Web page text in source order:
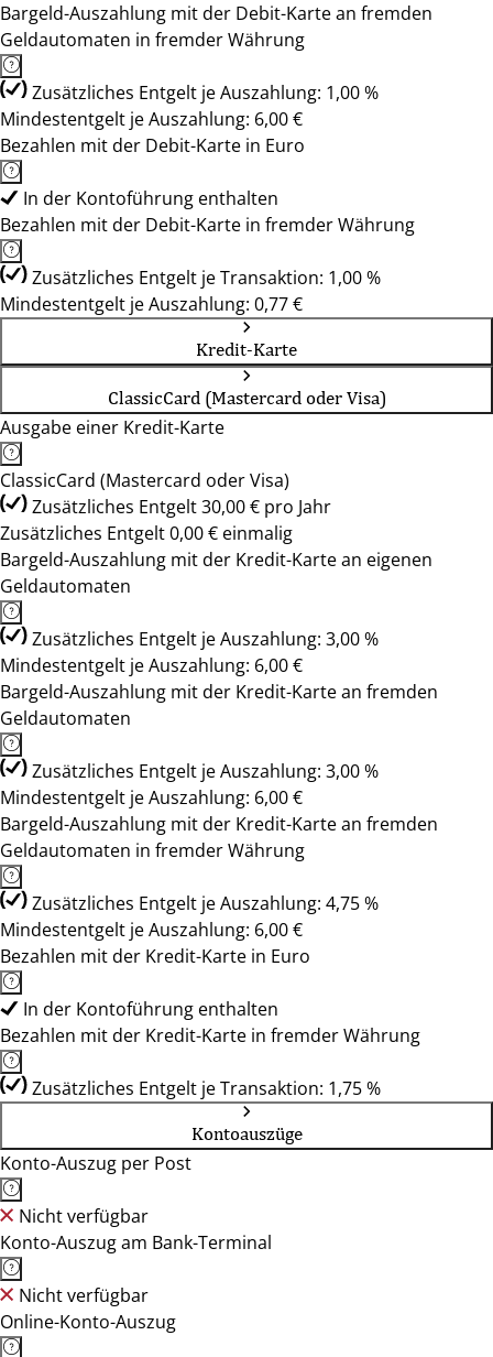
Bargeld-Auszahlung mit der Debit-Karte an fremden
Geldautomaten in fremder Währung
Zusätzliches Entgelt je Auszahlung: 1,00 %
Mindestentgelt je Auszahlung: 6,00 €
Bezahlen mit der Debit-Karte in Euro
In der Kontoführung enthalten
Bezahlen mit der Debit-Karte in fremder Währung
Zusätzliches Entgelt je Transaktion: 1,00 %
Mindestentgelt je Auszahlung: 0,77 €
Kredit-Karte
ClassicCard (Mastercard oder Visa)
Ausgabe einer Kredit-Karte
ClassicCard (Mastercard oder Visa)
Zusätzliches Entgelt 30,00 € pro Jahr
Zusätzliches Entgelt 0,00 € einmalig
Bargeld-Auszahlung mit der Kredit-Karte an eigenen
Geldautomaten
Zusätzliches Entgelt je Auszahlung: 3,00 %
Mindestentgelt je Auszahlung: 6,00 €
Bargeld-Auszahlung mit der Kredit-Karte an fremden
Geldautomaten
Zusätzliches Entgelt je Auszahlung: 3,00 %
Mindestentgelt je Auszahlung: 6,00 €
Bargeld-Auszahlung mit der Kredit-Karte an fremden
Geldautomaten in fremder Währung
Zusätzliches Entgelt je Auszahlung: 4,75 %
Mindestentgelt je Auszahlung: 6,00 €
Bezahlen mit der Kredit-Karte in Euro
In der Kontoführung enthalten
Bezahlen mit der Kredit-Karte in fremder Währung
Zusätzliches Entgelt je Transaktion: 1,75 %
Kontoauszüge
Konto-Auszug per Post
Nicht verfügbar
Konto-Auszug am Bank-Terminal
Nicht verfügbar
Online-Konto-Auszug